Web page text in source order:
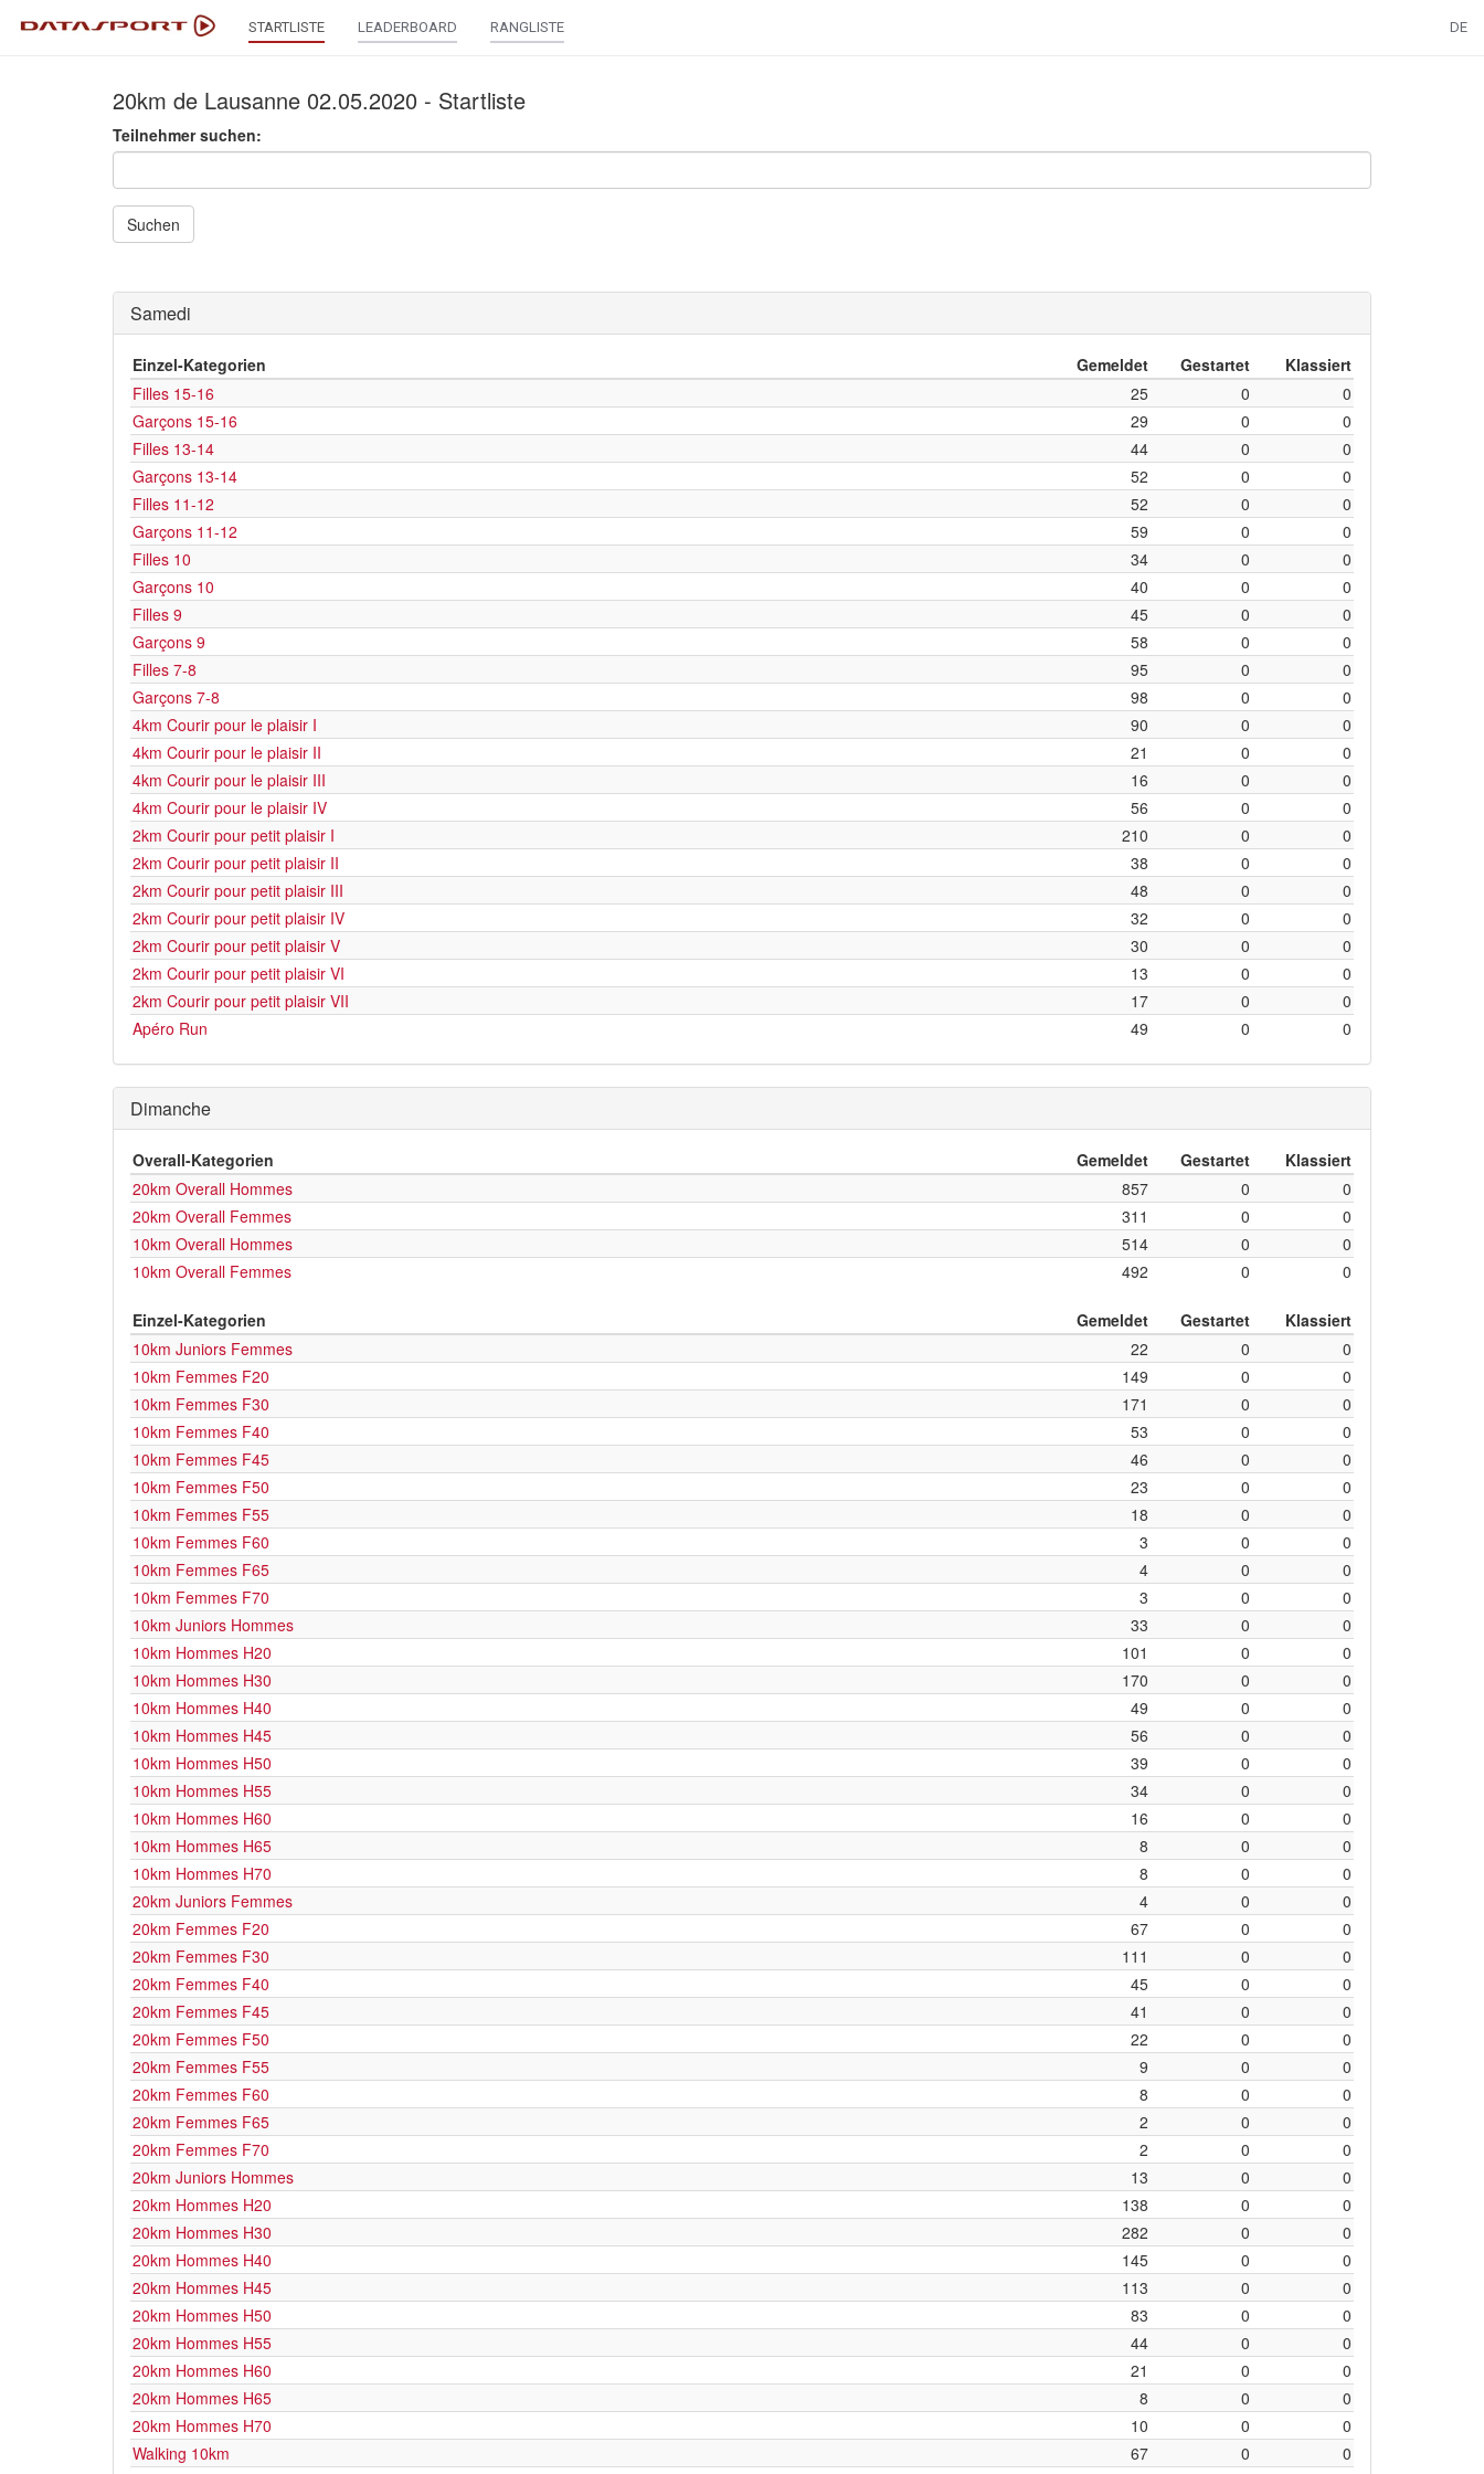
STARTLISTE LEADERBOARD RANGLISTE DE
20km de Lausanne 02.05.2020 - Startliste
Teilnehmer suchen:
Suchen
Samedi
Einzel-Kategorien Gemeldet Gestartet
Klassiert
Filles 15-16
25 0
0
Garçons 15-16
29 0
0
Filles 13-14
44 0
0
Garçons 13-14
52 0
0
Filles 11-12
52 0
0
Garçons 11-12
59 0
0
Filles 10
34 0
0
Garçons 10
40 0
0
Filles 9
45 0
0
Garçons 9
58 0
0
Filles 7-8
95 0
0
Garçons 7-8
98 0
0
4km Courir pour le plaisir I
90 0
0
4km Courir pour le plaisir II
21 0
0
4km Courir pour le plaisir III
16 0
0
4km Courir pour le plaisir IV
56 0
0
2km Courir pour petit plaisir I
210 0
0
2km Courir pour petit plaisir II
38 0
0
2km Courir pour petit plaisir III
48 0
0
2km Courir pour petit plaisir IV
32 0
0
2km Courir pour petit plaisir V
30 0
0
2km Courir pour petit plaisir VI
13 0
0
2km Courir pour petit plaisir VII
17 0
0
Apéro Run
49 0 0
Dimanche
Overall-Kategorien Gemeldet Gestartet
Klassiert
20km Overall Hommes
857 0
0
20km Overall Femmes
311 0
0
10km Overall Hommes
514 0
0
10km Overall Femmes
492 0 0
Einzel-Kategorien Gemeldet Gestartet
Klassiert
10km Juniors Femmes
22 0
0
10km Femmes F20
149 0
0
10km Femmes F30
171 0
0
10km Femmes F40
53 0
0
10km Femmes F45
46 0
0
10km Femmes F50
23 0
0
10km Femmes F55
18 0
0
10km Femmes F60
3 0
0
10km Femmes F65
4 0
0
10km Femmes F70
3 0
0
10km Juniors Hommes
33 0
0
10km Hommes H20
101 0
0
10km Hommes H30
170 0
0
10km Hommes H40
49 0
0
10km Hommes H45
56 0
0
10km Hommes H50
39 0
0
10km Hommes H55
34 0
0
10km Hommes H60
16 0
0
10km Hommes H65
8 0
0
10km Hommes H70
8 0
0
20km Juniors Femmes
4 0
0
20km Femmes F20
67 0
0
20km Femmes F30
111 0
0
20km Femmes F40
45 0
0
20km Femmes F45
41 0
0
20km Femmes F50
22 0
0
20km Femmes F55
9 0
0
20km Femmes F60
8 0
0
20km Femmes F65
2 0
0
20km Femmes F70
2 0
0
20km Juniors Hommes
13 0
0
20km Hommes H20
138 0
0
20km Hommes H30
282 0
0
20km Hommes H40
145 0
0
20km Hommes H45
113 0
0
20km Hommes H50
83 0
0
20km Hommes H55
44 0
0
20km Hommes H60
21 0
0
20km Hommes H65
8 0
0
20km Hommes H70
10 0
0
Walking 10km
67 0
0